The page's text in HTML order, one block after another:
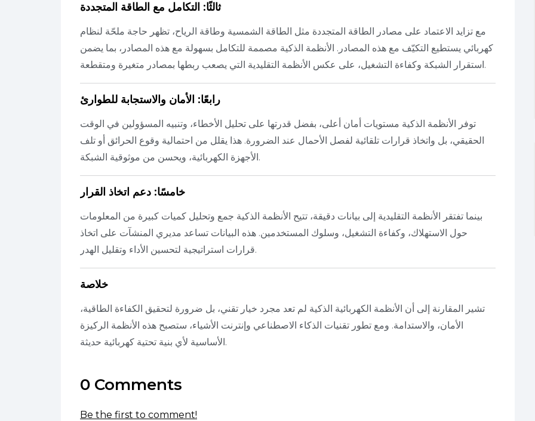
ثالثًا: التكامل مع الطاقة المتجددة
مع تزايد الاعتماد على مصادر الطاقة المتجددة مثل الطاقة الشمسية وطاقة الرياح، تظهر حاجة ملحّة لنظام
كهربائي يستطيع التكيّف مع هذه المصادر. الأنظمة الذكية مصممة للتكامل بسهولة مع هذه المصادر، بما يضمن
استقرار الشبكة وكفاءة التشغيل، على عكس الأنظمة التقليدية التي يصعب ربطها بمصادر متغيرة ومتقطعة.
رابعًا: الأمان والاستجابة للطوارئ
توفر الأنظمة الذكية مستويات أمان أعلى، بفضل قدرتها على تحليل الأخطاء، وتنبيه المسؤولين في الوقت
الحقيقي، بل واتخاذ قرارات تلقائية لفصل الأحمال عند الضرورة. هذا يقلل من احتمالية وقوع الحرائق أو تلف
الأجهزة الكهربائية، ويحسن من موثوقية الشبكة.
خامسًا: دعم اتخاذ القرار
بينما تفتقر الأنظمة التقليدية إلى بيانات دقيقة، تتيح الأنظمة الذكية جمع وتحليل كميات كبيرة من المعلومات
حول الاستهلاك، وكفاءة التشغيل، وسلوك المستخدمين. هذه البيانات تساعد مديري المنشآت على اتخاذ
قرارات استراتيجية لتحسين الأداء وتقليل الهدر.
خلاصة
تشير المقارنة إلى أن الأنظمة الكهربائية الذكية لم تعد مجرد خيار تقني، بل ضرورة لتحقيق الكفاءة الطاقية،
الأمان، والاستدامة. ومع تطور تقنيات الذكاء الاصطناعي وإنترنت الأشياء، ستصبح هذه الأنظمة الركيزة
الأساسية لأي بنية تحتية كهربائية حديثة.
0 Comments
Be the first to comment!